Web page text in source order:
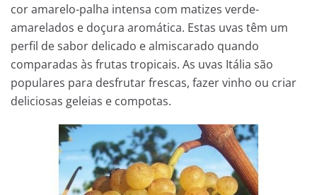
cor amarelo-palha intensa com matizes verde-
amarelados e doçura aromática. Estas uvas têm um
perfil de sabor delicado e almiscarado quando
comparadas às frutas tropicais. As uvas Itália são
populares para desfrutar frescas, fazer vinho ou criar
deliciosas geleias e compotas.